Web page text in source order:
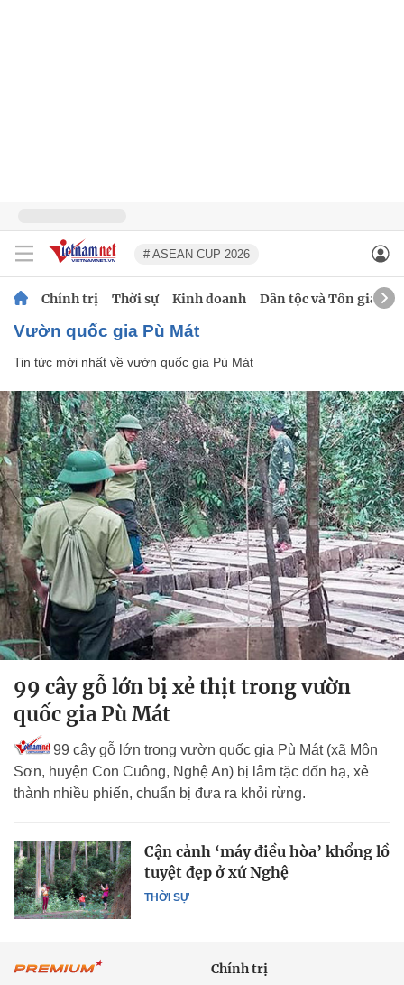
# ASEAN CUP 2026
Chính trị Thời sự Kinh doanh Dân tộc và Tôn giáo
vườn quốc gia Pù Mát
Tin tức mới nhất về vườn quốc gia Pù Mát
99 cây gỗ lớn bị xẻ thịt trong vườn
quốc gia Pù Mát
99 cây gỗ lớn trong vườn quốc gia Pù Mát (xã Môn
Sơn, huyện Con Cuông, Nghệ An) bị lâm tặc đốn hạ, xẻ
thành nhiều phiến, chuẩn bị đưa ra khỏi rừng.
THỜI SỰ
Cận cảnh ‘máy điều hòa’ khổng lồ
tuyệt đẹp ở xứ Nghệ
Chính trị